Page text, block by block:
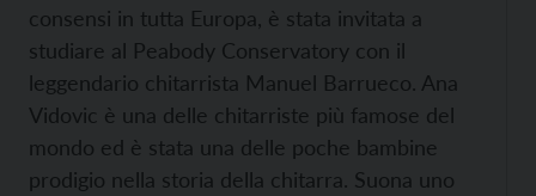
consensi in tutta Europa, è stata invitata a
studiare al Peabody Conservatory con il
leggendario chitarrista Manuel Barrueco. Ana
Vidovic è una delle chitarriste più famose del
mondo ed è stata una delle poche bambine
prodigio nella storia della chitarra. Suona uno